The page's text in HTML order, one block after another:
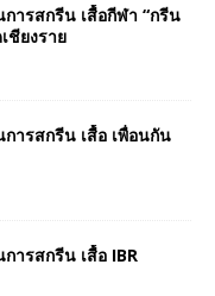
การสกรีน เสื้อกีฬา “กรีน
ชียงราย
การสกรีน เสื้อ เพื่อนกัน
ารสกรีน เสื้อ IBR